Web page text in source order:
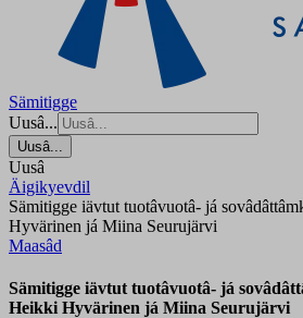
Sämitigge
Uusâ...
Uusâ...
Uusâ
Äigikyevdil
Sämitigge iävtut tuotâvuotâ- já
Hyvärinen já Miina Seurujärvi
Maasâd
Sämitigge iävtut tuotâvuotâ- já
Heikki Hyvärinen já Miina Seurujärvi